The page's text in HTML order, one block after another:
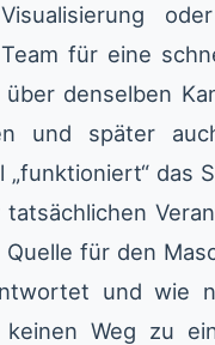
für eine
denselben
und später
das
für den
und wie
Weg zu